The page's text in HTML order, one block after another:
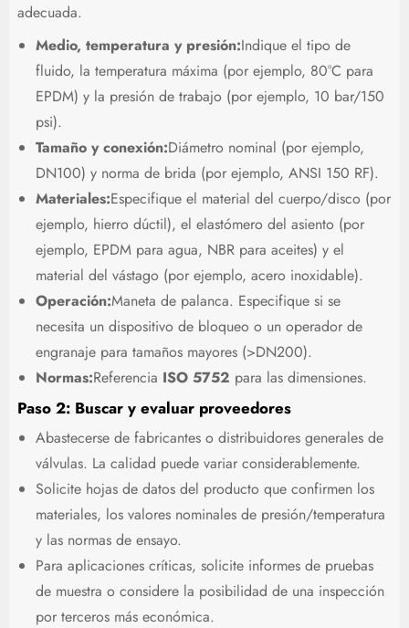
adecuada.
Medio, temperatura y presión:Indique el tipo de
fluido, la temperatura máxima (por ejemplo, 80°C para
EPDM) y la presión de trabajo (por ejemplo, 10 bar/150
psi).
Tamaño y conexión:Diámetro nominal (por ejemplo,
DN100) y norma de brida (por ejemplo, ANSI 150 RF).
Materiales:Especifique el material del cuerpo/disco (por
ejemplo, hierro dúctil), el elastómero del asiento (por
ejemplo, EPDM para agua, NBR para aceites) y el
material del vástago (por ejemplo, acero inoxidable).
Operación:Maneta de palanca. Especifique si se
necesita un dispositivo de bloqueo o un operador de
engranaje para tamaños mayores (>DN200).
Normas:Referencia ISO 5752 para las dimensiones.
Paso 2: Buscar y evaluar proveedores
Abastecerse de fabricantes o distribuidores generales de
válvulas. La calidad puede variar considerablemente.
Solicite hojas de datos del producto que confirmen los
materiales, los valores nominales de presión/temperatura
y las normas de ensayo.
Para aplicaciones críticas, solicite informes de pruebas
de muestra o considere la posibilidad de una inspección
por terceros más económica.